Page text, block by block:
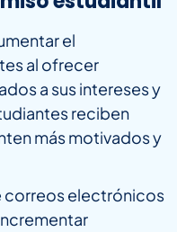
el
al ofrecer
a sus intereses y
reciben
más motivados y
correos electrónicos